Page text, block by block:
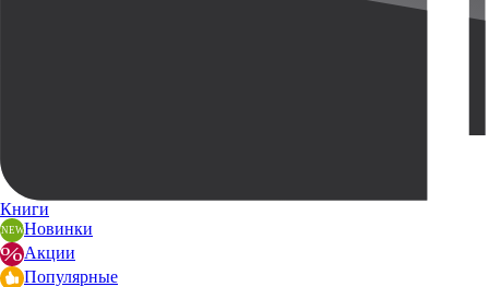
Книги
Новинки
Акции
Популярные